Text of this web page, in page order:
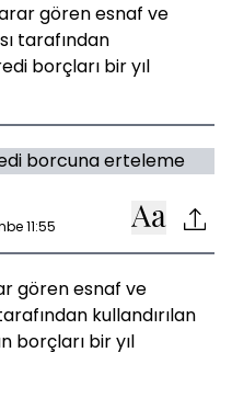
gören esnaf ve
tarafından
borçları bir yıl
11:55
gören esnaf ve
kullandırılan
borçları bir yıl